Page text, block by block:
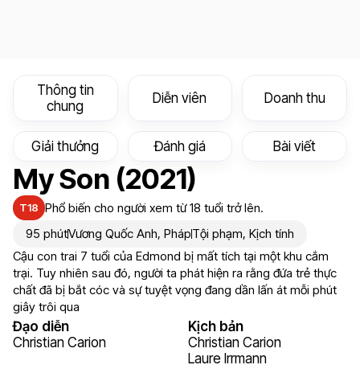
Thông tin
chung
Diễn viên Doanh thu
Giải thưởng Đánh giá Bài viết
My Son (2021)
T18 Phổ biến cho người xem từ 18 tuổi trở lên.
95 phútVương Quốc Anh, PhápTội phạm, Kịch tính
Cậu con trai 7 tuổi của Edmond bị mất tích tại một khu cắm
trại. Tuy nhiên sau đó, người ta phát hiện ra rằng đứa trẻ thực
chất đã bị bắt cóc và sự tuyệt vọng đang dần lấn át mỗi phút
giây trôi qua
Đạo diễn
Christian Carion
Kịch bản
Christian Carion
Laure Irrmann